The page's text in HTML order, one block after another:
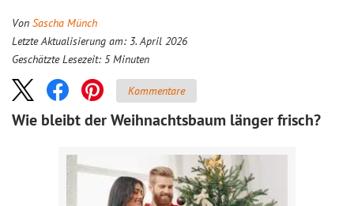
Von Sascha Münch
Letzte Aktualisierung am: 3. April 2026
Geschätzte Lesezeit: 5 Minuten
Kommentare
Wie bleibt der Weihnachtsbaum länger frisch?